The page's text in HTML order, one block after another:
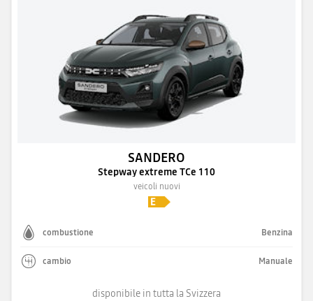
SANDERO
Stepway extreme TCe 110
veicoli nuovi
combustione Benzina
cambio Manuale
disponibile in tutta la Svizzera